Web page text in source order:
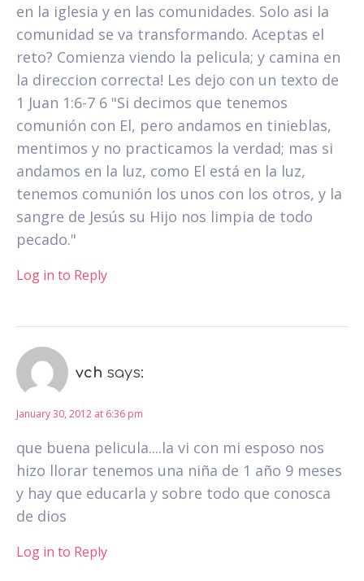
en la iglesia y en las comunidades. Solo asi la
comunidad se va transformando. Aceptas el
reto? Comienza viendo la pelicula; y camina en
la direccion correcta! Les dejo con un texto de
1 Juan 1:6-7 6 "Si decimos que tenemos
comunión con El, pero andamos en tinieblas,
mentimos y no practicamos la verdad; mas si
andamos en la luz, como El está en la luz,
tenemos comunión los unos con los otros, y la
sangre de Jesús su Hijo nos limpia de todo
pecado."
Log in to Reply
vch says:
January 30, 2012 at 6:36 pm
que buena pelicula....la vi con mi esposo nos
hizo llorar tenemos una niña de 1 año 9 meses
y hay que educarla y sobre todo que conosca
de dios
Log in to Reply